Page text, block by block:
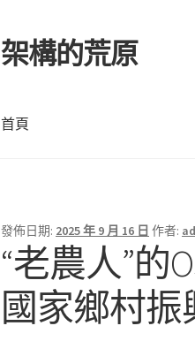
跳
至
覽
列
跳
至
要
內
架構的荒原
首頁
發佈日期: 2025 年 9 月 16 日 作者:
“老農人”的
國家鄉村振